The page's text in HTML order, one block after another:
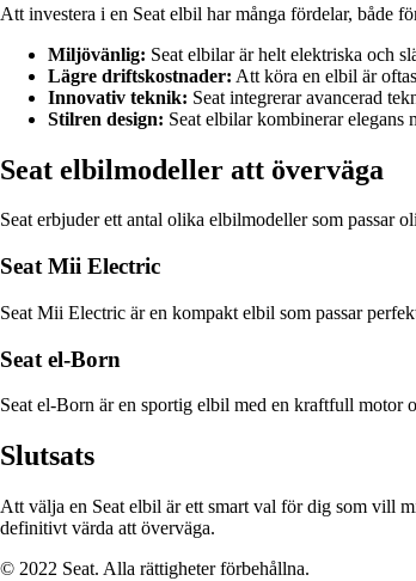
Att investera i en Seat elbil har många fördelar, både
Miljövänlig: Seat elbilar är helt elektriska och
Lägre driftskostnader: Att köra en elbil är
Innovativ teknik: Seat integrerar avancerad
Stilren design: Seat elbilar kombinerar
Seat elbilmodeller att överväga
Seat erbjuder ett antal olika elbilmodeller som passar
Seat Mii Electric
Seat Mii Electric är en kompakt elbil som passar
Seat el-Born
Seat el-Born är en sportig elbil med en kraftfull motor
Slutsats
Att välja en Seat elbil är ett smart val för dig som vill
definitivt värda att överväga.
© 2022 Seat. Alla rättigheter förbehållna.